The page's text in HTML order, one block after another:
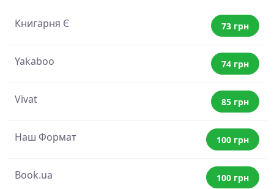
Книгарня Є 73 грн
Yakaboo 74 грн
Vivat 85 грн
Наш Формат 100 грн
Book.ua 100 грн